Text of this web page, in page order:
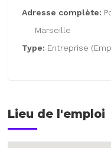
Adresse complète:
Marseille
Type: Entreprise
Lieu de l'emploi